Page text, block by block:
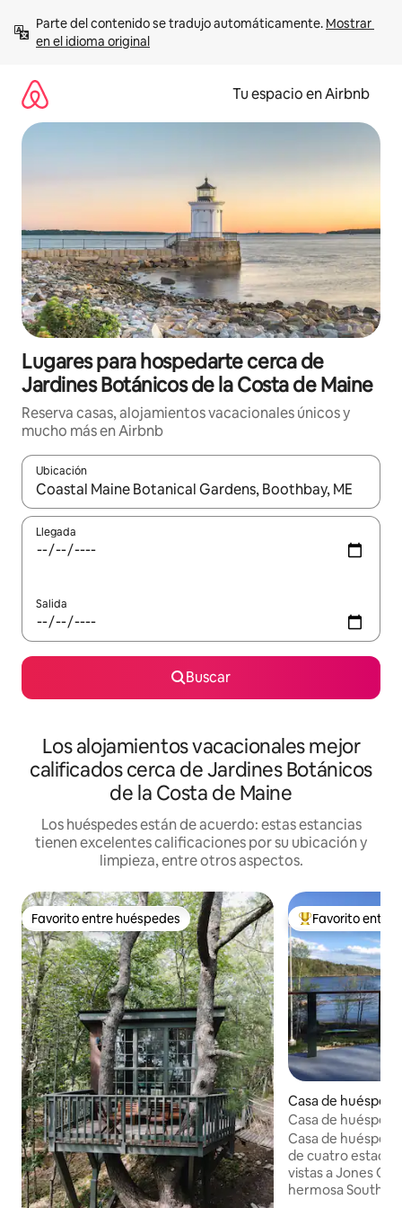
contenido
Parte del contenido se tradujo automáticamente. Mostrar
en el idioma original
Tu espacio en Airbnb
Lugares para hospedarte cerca de
Jardines Botánicos de la Costa de Maine
Reserva casas, alojamientos vacacionales únicos y
mucho más en Airbnb
Ubicación
Cuando los resultados estén disponibles, podrás navegar
Llegada
Salida
Buscar
Los alojamientos vacacionales mejor
calificados cerca de Jardines Botánicos
de la Costa de Maine
Los huéspedes están de acuerdo: estas estancias
tienen excelentes calificaciones por su ubicación y
limpieza, entre otros aspectos.
Favorito entre huéspedes
Favorito entre huéspedes De los mejores
Favorito entre
Casa de
h Bristol
Casa de
costa de Maine
Casa de
de cuatro
vistas a Jones
hermosa South